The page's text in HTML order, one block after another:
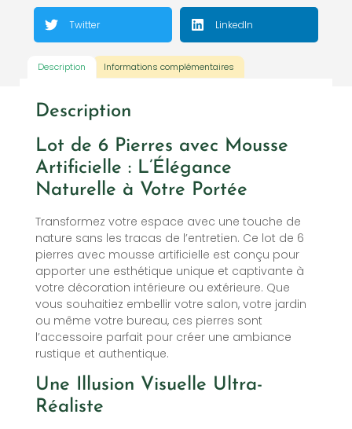
Twitter LinkedIn
Description Informations complémentaires
Description
Lot de 6 Pierres avec Mousse
Artificielle : L’Élégance
Naturelle à Votre Portée
Transformez votre espace avec une touche de
nature sans les tracas de l’entretien. Ce lot de 6
pierres avec mousse artificielle est conçu pour
apporter une esthétique unique et captivante à
votre décoration intérieure ou extérieure. Que
vous souhaitiez embellir votre salon, votre jardin
ou même votre bureau, ces pierres sont
l’accessoire parfait pour créer une ambiance
rustique et authentique.
Une Illusion Visuelle Ultra-
Réaliste